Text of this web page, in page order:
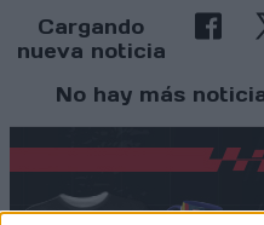
Cargando
nueva noticia
No hay más